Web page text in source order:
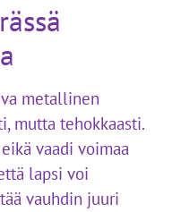
metallinen
mutta tehokkaasti.
vaadi voimaa
lapsi voi
vauhdin juuri